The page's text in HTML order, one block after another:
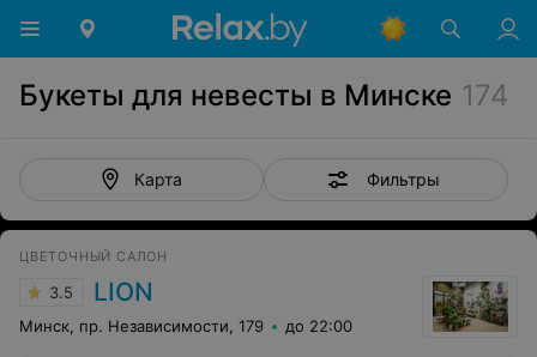
Букеты для невесты в Минске 174
Карта Фильтры
ЦВЕТОЧНЫЙ САЛОН
3.5 LION
Минск, пр. Независимости, 179 до 22:00